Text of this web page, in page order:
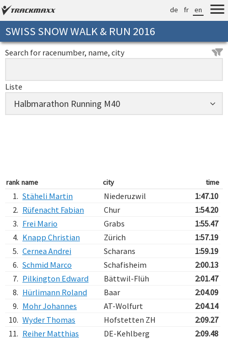
de fr en
SWISS SNOW WALK & RUN 2016
Search for racenumber, name, city
Liste
rank name city time
1. Stäheli Martin Niederuzwil
1:47.10
2. Rüfenacht Fabian Chur
1:54.20
3. Frei Mario Grabs
1:55.47
4. Knapp Christian Zürich
1:57.19
5. Cernea Andrei Scharans
1:59.19
6. Schmid Marco Schafisheim
2:00.13
7. Pilkington Edward Bättwil-Flüh
2:01.47
8. Hürlimann Roland Baar
2:04.09
9. Mohr Johannes AT-Wolfurt
2:04.14
10. Wyder Thomas Hofstetten ZH
2:09.27
11. Reiher Matthias DE-Kehlberg
2:09.48